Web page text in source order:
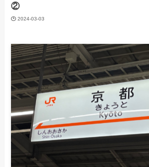
②
2024-03-03